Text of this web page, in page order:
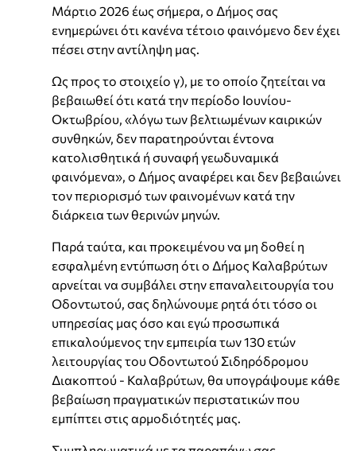
Μάρτιο 2026 έως σήμερα, ο Δήμος σας
ενημερώνει ότι κανένα τέτοιο φαινόμενο δεν έχει
πέσει στην αντίληψη μας.
Ως προς το στοιχείο γ), με το οποίο ζητείται να
βεβαιωθεί ότι κατά την περίοδο Ιουνίου-
Οκτωβρίου, «λόγω των βελτιωμένων καιρικών
συνθηκών, δεν παρατηρούνται έντονα
κατολισθητικά ή συναφή γεωδυναμικά
φαινόμενα», ο Δήμος αναφέρει και δεν βεβαιώνει
τον περιορισμό των φαινομένων κατά την
διάρκεια των θερινών μηνών.
Παρά ταύτα, και προκειμένου να μη δοθεί η
εσφαλμένη εντύπωση ότι ο Δήμος Καλαβρύτων
αρνείται να συμβάλει στην επαναλειτουργία του
Οδοντωτού, σας δηλώνουμε ρητά ότι τόσο οι
υπηρεσίας μας όσο και εγώ προσωπικά
επικαλούμενος την εμπειρία των 130 ετών
λειτουργίας του Οδοντωτού Σιδηρόδρομου
Διακοπτού - Καλαβρύτων, θα υπογράψουμε κάθε
βεβαίωση πραγματικών περιστατικών που
εμπίπτει στις αρμοδιότητές μας.